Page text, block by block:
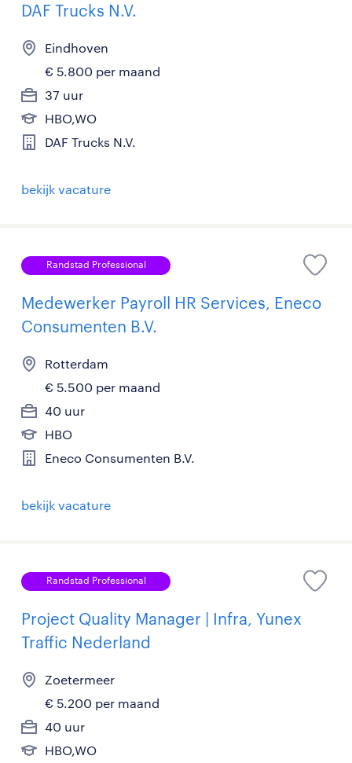
DAF Trucks N.V.
Eindhoven
€ 5.800 per maand
37 uur
HBO,WO
DAF Trucks N.V.
bekijk vacature
Randstad Professional
Medewerker Payroll HR Services, Eneco
Consumenten B.V.
Rotterdam
€ 5.500 per maand
40 uur
HBO
Eneco Consumenten B.V.
bekijk vacature
Randstad Professional
Project Quality Manager | Infra, Yunex
Traffic Nederland
Zoetermeer
€ 5.200 per maand
40 uur
HBO,WO